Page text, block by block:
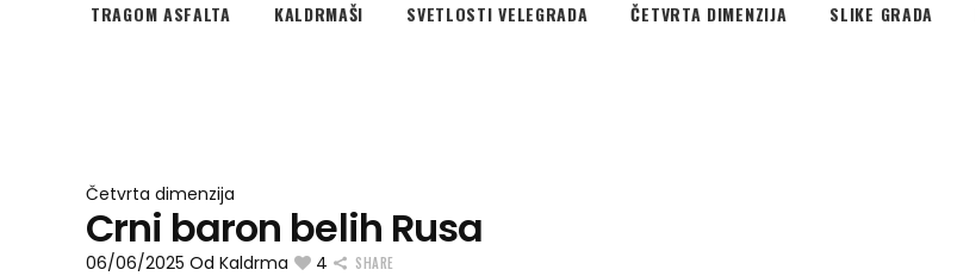
TRAGOM ASFALTA KALDRMAŠI SVETLOSTI VELEGRADA ČETVRTA DIMENZIJA SLIKE GRADA
Četvrta dimenzija
Crni baron belih Rusa
06/06/2025 Od Kaldrma 4 SHARE